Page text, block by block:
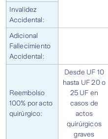
Invalidez
Accidental:
Adicional
Fallecimiento
Accidental:
Reembolso
100% por acto
quirúrgico:
Desde UF 10
hasta UF 20 o
25 UF en
casos de
actos
quirúrgicos
graves